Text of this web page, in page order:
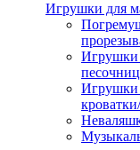
Игрушки для
Игрушки
Игрушки